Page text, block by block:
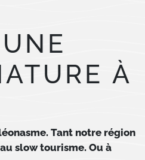
À
Tant notre région
slow tourisme. Ou à